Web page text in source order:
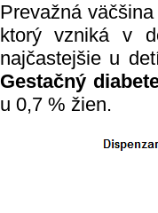
Prevažná
ktorý vzniká v
najčastejšie u
Gestačný
u 0,7 % žien.